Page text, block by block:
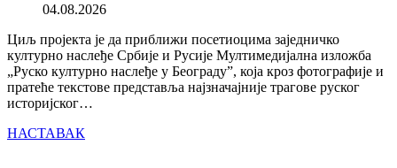
04.08.2026
Циљ пројекта је да приближи посетиоцима заједничко
културно наслеђе Србије и Русије Мултимедијална изложба
„Руско културно наслеђе у Београду”, која кроз фотографије и
пратеће текстове представља најзначајније трагове руског
историјског…
НАСТАВАК